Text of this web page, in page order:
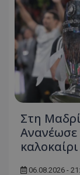
Στη
Ανανέωσε
06.08.2026 -